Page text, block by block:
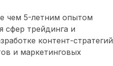
чем 5-летним опытом
сфер трейдинга и
контент-стратегий
и маркетинговых